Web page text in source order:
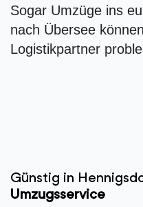
Sogar Umzüge ins
nach Übersee
Logistikpartner
Günstig in
Umzugsservice